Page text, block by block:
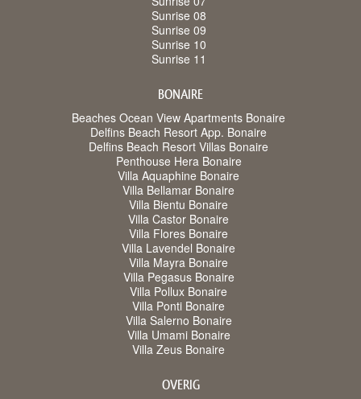
Sunrise 08
Sunrise 09
Sunrise 10
Sunrise 11
BONAIRE
Beaches Ocean View Apartments Bonaire
Delfins Beach Resort App. Bonaire
Delfins Beach Resort Villas Bonaire
Penthouse Hera Bonaire
Villa Aquaphine Bonaire
Villa Bellamar Bonaire
Villa Bientu Bonaire
Villa Castor Bonaire
Villa Flores Bonaire
Villa Lavendel Bonaire
Villa Mayra Bonaire
Villa Pegasus Bonaire
Villa Pollux Bonaire
Villa Ponti Bonaire
Villa Salerno Bonaire
Villa Umami Bonaire
Villa Zeus Bonaire
OVERIG